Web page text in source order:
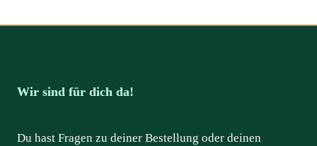
Wir sind für dich da!
Du hast Fragen zu deiner Bestellung oder deinen